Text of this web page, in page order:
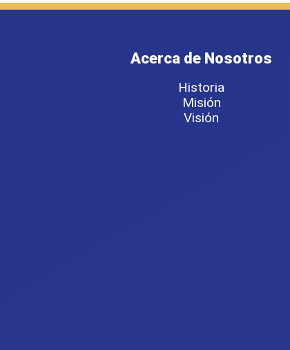
Acerca de Nosotros
Historia
Misión
Visión